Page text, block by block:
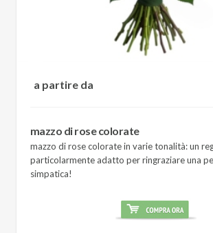
a partire da
mazzo di rose colorate
mazzo di rose colorate in varie tonalità: un
particolarmente adatto per ringraziare una
simpatica!